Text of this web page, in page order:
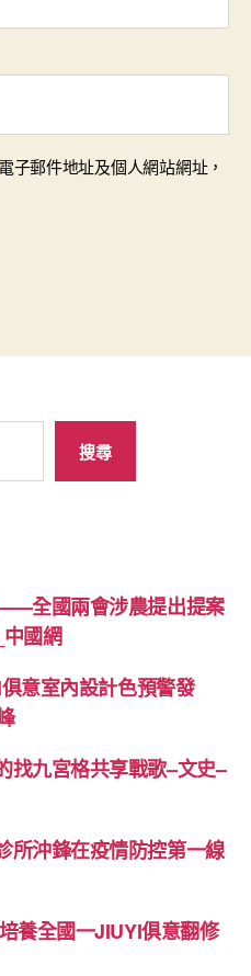
子郵件地址及個人網站網址，
搜尋
全國兩會涉農提出提案
國網
意室內設計色預警發
找九宮格共享戰歌–文史–
所沖鋒在疫情防控第一線
養全國一JIUYI俱意翻修